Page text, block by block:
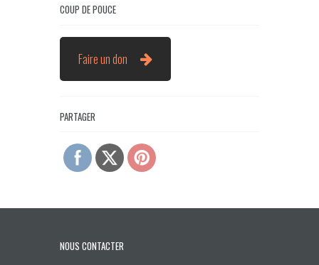
COUP DE POUCE
Faire un don
PARTAGER
NOUS CONTACTER